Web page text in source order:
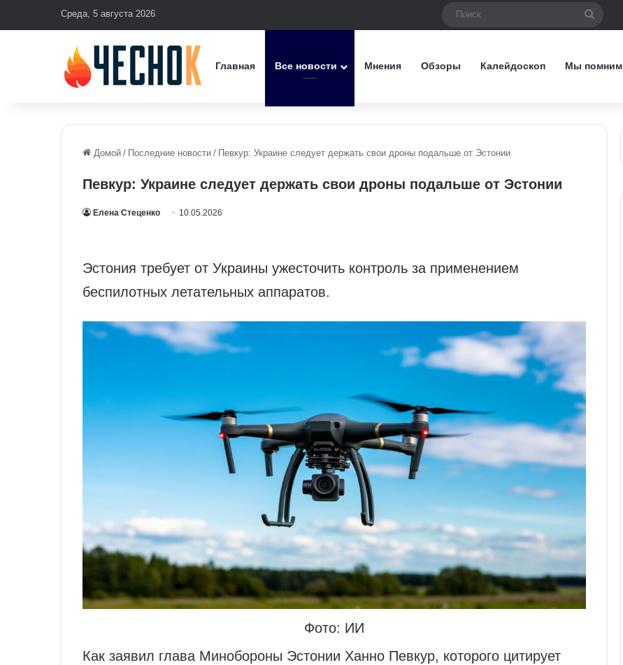
Среда, 5 августа 2026
Главная Все новости Мнения Обзоры Калейдоскоп Мы помним
Домой / Последние новости / Певкур: Украине следует держать свои дроны подальше от Эстонии
Певкур: Украине следует держать свои дроны подальше от Эстонии
Елена Стеценко 10.05.2026
Эстония требует от Украины ужесточить контроль за применением
беспилотных летательных аппаратов.
Фото: ИИ
Как заявил глава Минобороны Эстонии Ханно Певкур, которого цитирует